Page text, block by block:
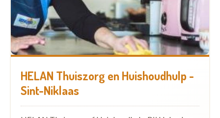
HELAN Thuiszorg en Huishoudhulp -
Sint-Niklaas